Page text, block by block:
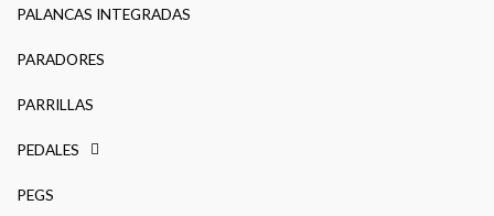
PALANCAS INTEGRADAS
PARADORES
PARRILLAS
PEDALES
PEGS